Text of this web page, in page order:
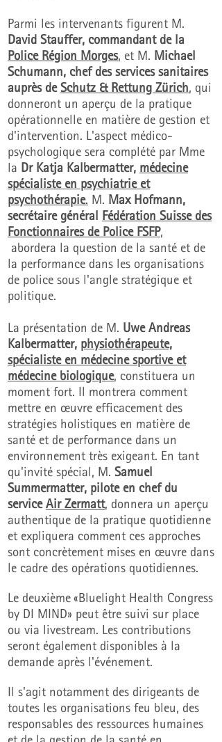
Parmi les intervenants figurent M.
David Stauffer, commandant de la
Police Région Morges, et M. Michael
Schumann, chef des services sanitaires
auprès deSchutz & Rettung Zürich, qui
donneront un aperçu de la pratique
opérationnelle en matière de gestion et
d'intervention. L'aspect médico-
psychologique sera complété par Mme
la Dr Katja Kalbermatter, médecine
spécialiste en psychiatrie et
psychothérapie. M. Max Hofmann,
secrétaire général Fédération Suisse des
Fonctionnaires de Police FSFP,
abordera la question de la santé et de
la performance dans les organisations
de police sous l'angle stratégique et
politique.
La présentation de M. Uwe Andreas
Kalbermatter, physiothérapeute,
spécialiste en médecine sportive et
médecine biologique, constituera un
moment fort. Il montrera comment
mettre en œuvre efficacement des
stratégies holistiques en matière de
santé et de performance dans un
environnement très exigeant. En tant
qu'invité spécial, M. Samuel
Summermatter, pilote en chef du
serviceAir Zermatt, donnera un aperçu
authentique de la pratique quotidienne
et expliquera comment ces approches
sont concrètement mises en œuvre dans
le cadre des opérations quotidiennes.
Le deuxième«Bluelight Health Congress
by DI MIND» peut être suivi sur place
ou via livestream. Les contributions
seront également disponibles à la
demande après l'événement.
Il s'agit notamment des dirigeants de
toutes les organisations feu bleu, des
responsables des ressources humaines